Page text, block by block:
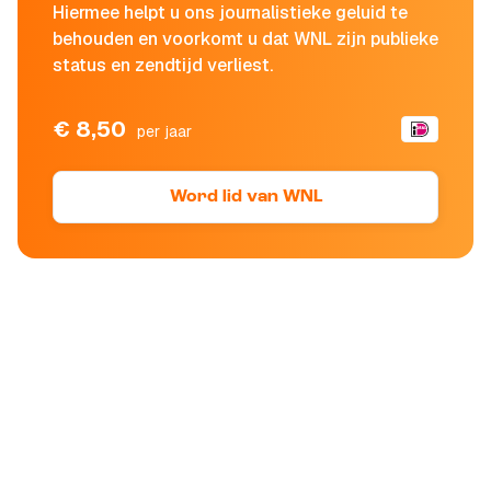
Hiermee helpt u ons journalistieke geluid te
behouden en voorkomt u dat WNL zijn publieke
status en zendtijd verliest.
€ 8,50 per jaar
Word lid van WNL